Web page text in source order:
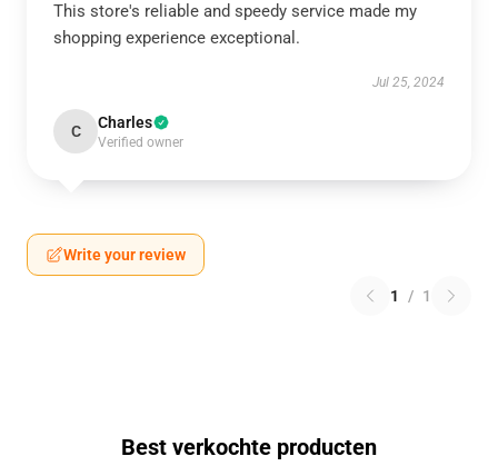
This store's reliable and speedy service made my
shopping experience exceptional.
Jul 25, 2024
C Charles
Verified owner
Write your review
1 / 1
Best verkochte producten